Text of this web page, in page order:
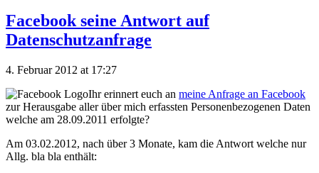
Facebook seine Antwort auf
Datenschutzanfrage
4. Februar 2012 at 17:27
Ihr erinnert euch an meine Anfrage an Facebook
zur Herausgabe aller über mich erfassten Personenbezogenen Daten
welche am 28.09.2011 erfolgte?
Am 03.02.2012, nach über 3 Monate, kam die Antwort welche nur
Allg. bla bla enthält: